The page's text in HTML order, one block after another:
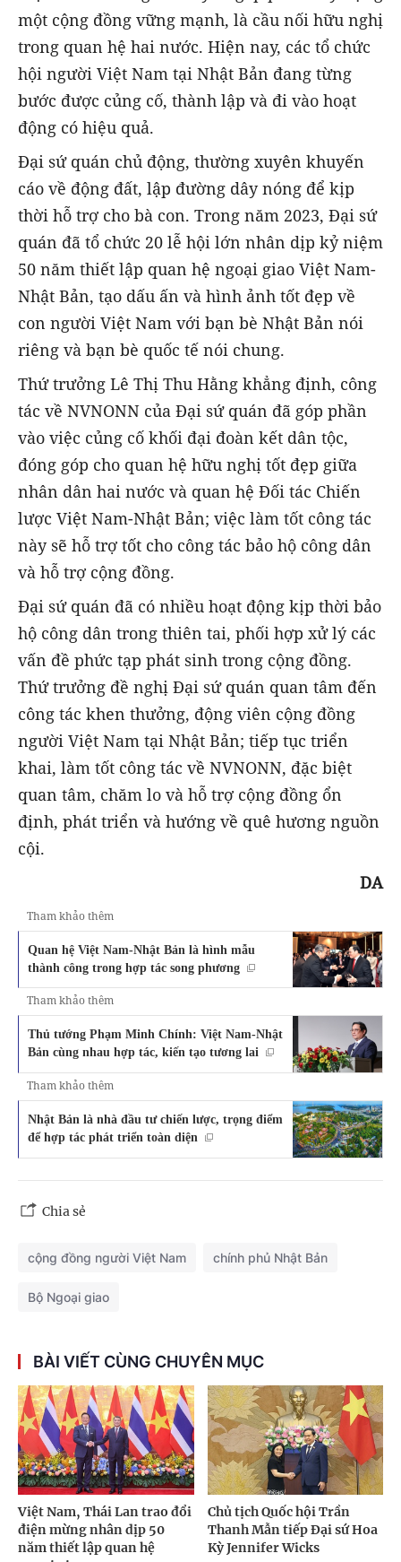
một cộng đồng vững mạnh, là cầu nối hữu nghị
trong quan hệ hai nước. Hiện nay, các tổ chức
hội người Việt Nam tại Nhật Bản đang từng
bước được củng cố, thành lập và đi vào hoạt
động có hiệu quả.
Đại sứ quán chủ động, thường xuyên khuyến
cáo về động đất, lập đường dây nóng để kịp
thời hỗ trợ cho bà con. Trong năm 2023, Đại sứ
quán đã tổ chức 20 lễ hội lớn nhân dịp kỷ niệm
50 năm thiết lập quan hệ ngoại giao Việt Nam-
Nhật Bản, tạo dấu ấn và hình ảnh tốt đẹp về
con người Việt Nam với bạn bè Nhật Bản nói
riêng và bạn bè quốc tế nói chung.
Thứ trưởng Lê Thị Thu Hằng khẳng định, công
tác về NVNONN của Đại sứ quán đã góp phần
vào việc củng cố khối đại đoàn kết dân tộc,
đóng góp cho quan hệ hữu nghị tốt đẹp giữa
nhân dân hai nước và quan hệ Đối tác Chiến
lược Việt Nam-Nhật Bản; việc làm tốt công tác
này sẽ hỗ trợ tốt cho công tác bảo hộ công dân
và hỗ trợ cộng đồng.
Đại sứ quán đã có nhiều hoạt động kịp thời bảo
hộ công dân trong thiên tai, phối hợp xử lý các
vấn đề phức tạp phát sinh trong cộng đồng.
Thứ trưởng đề nghị Đại sứ quán quan tâm đến
công tác khen thưởng, động viên cộng đồng
người Việt Nam tại Nhật Bản; tiếp tục triển
khai, làm tốt công tác về NVNONN, đặc biệt
quan tâm, chăm lo và hỗ trợ cộng đồng ổn
định, phát triển và hướng về quê hương nguồn
cội.
DA
Tham khảo thêm
Quan hệ Việt Nam-Nhật Bản là hình mẫu
thành công trong hợp tác song phương
Tham khảo thêm
Thủ tướng Phạm Minh Chính: Việt Nam-Nhật
Bản cùng nhau hợp tác, kiến tạo tương lai
Tham khảo thêm
Nhật Bản là nhà đầu tư chiến lược, trọng điểm
để hợp tác phát triển toàn diện
Chia sẻ
cộng đồng người Việt Nam chính phủ Nhật Bản
Bộ Ngoại giao
BÀI VIẾT CÙNG CHUYÊN MỤC
Việt Nam, Thái Lan trao đổi
điện mừng nhân dịp 50
năm thiết lập quan hệ
Chủ tịch Quốc hội Trần
Thanh Mẫn tiếp Đại sứ Hoa
Kỳ Jennifer Wicks